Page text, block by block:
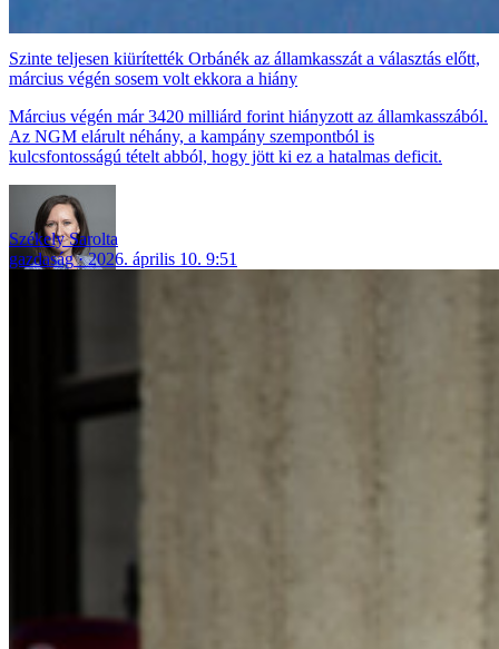
Szinte teljesen kiürítették Orbánék az államkasszát a választás előtt,
március végén sosem volt ekkora a hiány
Március végén már 3420 milliárd forint hiányzott az államkasszából.
Az NGM elárult néhány, a kampány szempontból is
kulcsfontosságú tételt abból, hogy jött ki ez a hatalmas deficit.
Székely Sarolta
gazdaság
2026. április 10. 9:51